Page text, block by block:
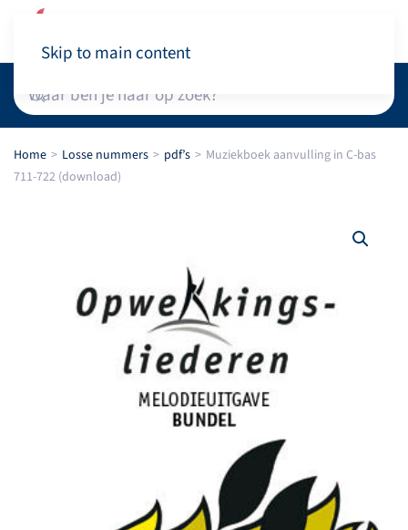
Skip to main content
Home Losse nummers pdf’s
Muziekboek aanvulling in C-bas
711-722 (download)